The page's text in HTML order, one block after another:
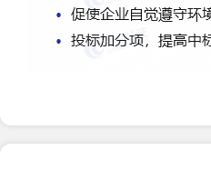
07 恭贺浙江XX
05